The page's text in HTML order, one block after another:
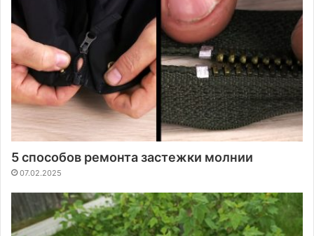
5 способов ремонта застежки молнии
07.02.2025